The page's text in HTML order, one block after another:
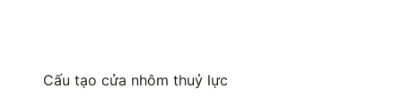
Cấu tạo cửa nhôm thuỷ lực